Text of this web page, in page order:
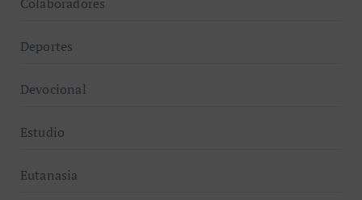
Deportes
Devocional
Estudio
Eutanasia